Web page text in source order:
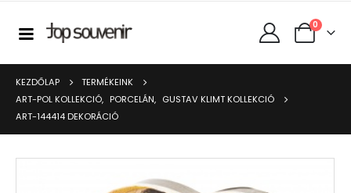
0
KEZDŐLAP
TERMÉKEINK
ART-POL KOLLEKCIÓ, PORCELÁN, GUSTAV KLIMT KOLLEKCIÓ
ART-144414 DEKORÁCIÓ